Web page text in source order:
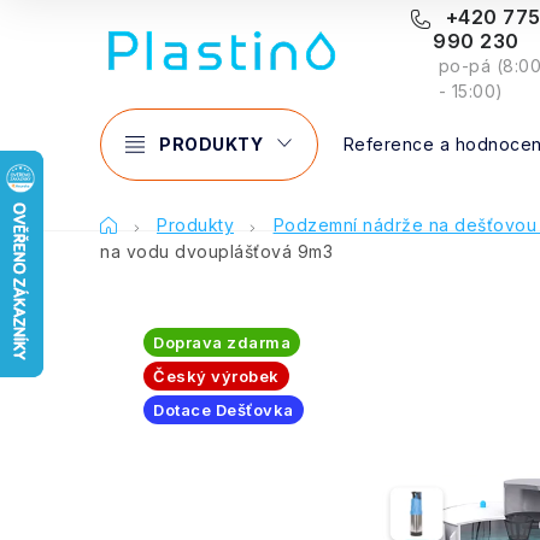
+420 775
990 230
po-pá
- 15:00)
PRODUKTY Reference a
DomůProdukty
Podzemní nádrže na
na vodu dvouplášťová 9m3
Doprava zdarma
Český výrobek
Dotace Dešťovka